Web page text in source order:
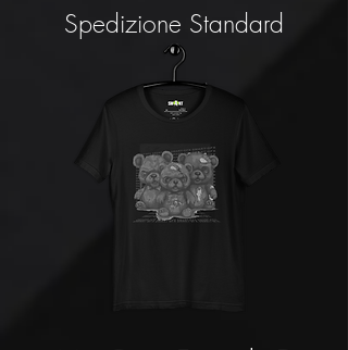
Spedizione Standard